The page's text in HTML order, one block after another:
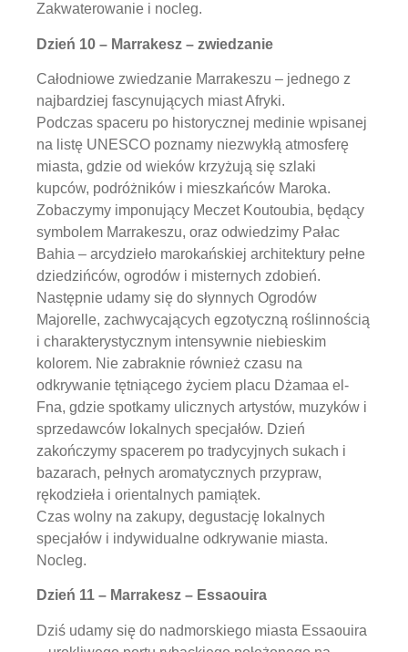
Zakwaterowanie i nocleg.
Dzień 10 – Marrakesz – zwiedzanie
Całodniowe zwiedzanie Marrakeszu – jednego z
najbardziej fascynujących miast Afryki.
Podczas spaceru po historycznej medinie wpisanej
na listę UNESCO poznamy niezwykłą atmosferę
miasta, gdzie od wieków krzyżują się szlaki
kupców, podróżników i mieszkańców Maroka.
Zobaczymy imponujący Meczet Koutoubia, będący
symbolem Marrakeszu, oraz odwiedzimy Pałac
Bahia – arcydzieło marokańskiej architektury pełne
dziedzińców, ogrodów i misternych zdobień.
Następnie udamy się do słynnych Ogrodów
Majorelle, zachwycających egzotyczną roślinnością
i charakterystycznym intensywnie niebieskim
kolorem. Nie zabraknie również czasu na
odkrywanie tętniącego życiem placu Dżamaa el-
Fna, gdzie spotkamy ulicznych artystów, muzyków i
sprzedawców lokalnych specjałów. Dzień
zakończymy spacerem po tradycyjnych sukach i
bazarach, pełnych aromatycznych przypraw,
rękodzieła i orientalnych pamiątek.
Czas wolny na zakupy, degustację lokalnych
specjałów i indywidualne odkrywanie miasta.
Nocleg.
Dzień 11 – Marrakesz – Essaouira
Dziś udamy się do nadmorskiego miasta Essaouira